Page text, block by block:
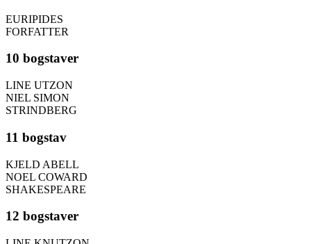
EURIPIDES
FORFATTER
10 bogstaver
LINE UTZON
NIEL SIMON
STRINDBERG
11 bogstav
KJELD ABELL
NOEL COWARD
SHAKESPEARE
12 bogstaver